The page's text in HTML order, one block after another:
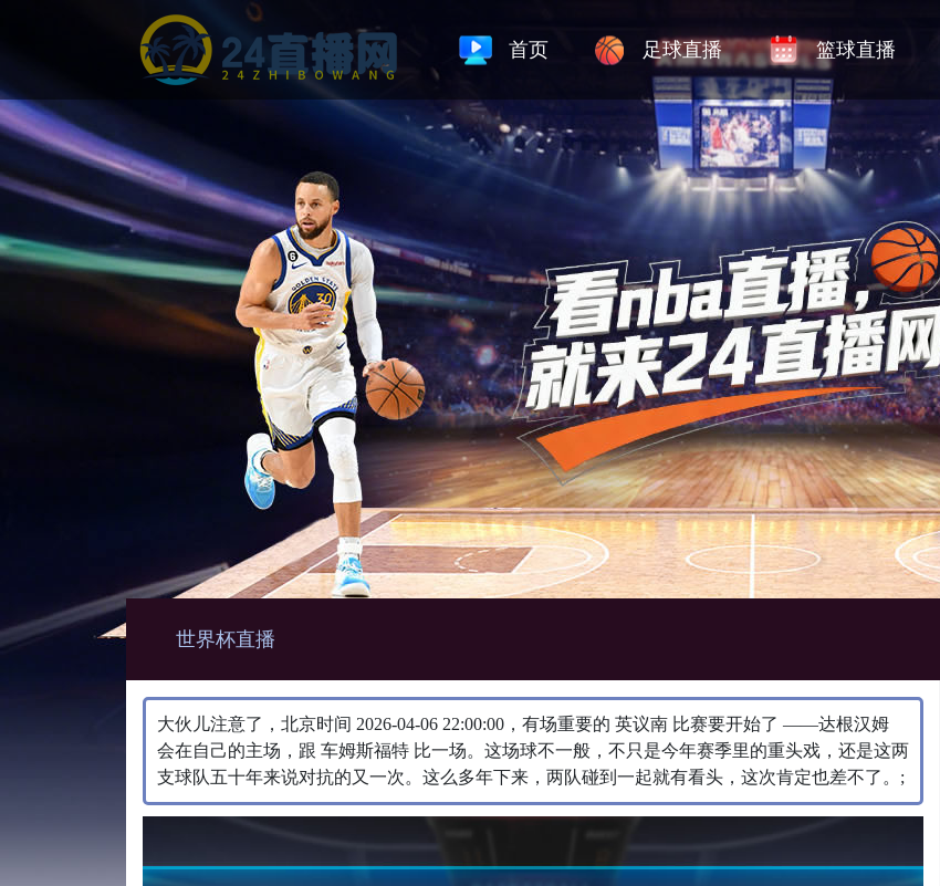
首页 足球直播 篮球直播
世界杯直播
大伙儿注意了，北京时间 2026-04-06 22:00:00，有场重要的 英议南 比赛要开始了 ——达根汉姆
会在自己的主场，跟 车姆斯福特 比一场。​这场球不一般，不只是今年赛季里的重头戏，还是这两
支球队五十年来说对抗的又一次。这么多年下来，两队碰到一起就有看头，这次肯定也差不了。;